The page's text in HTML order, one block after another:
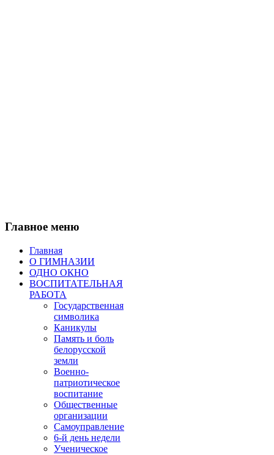
Главное меню
Главная
О ГИМНАЗИИ
ОДНО ОКНО
ВОСПИТАТЕЛЬНАЯ
РАБОТА
Государственная
символика
Каникулы
Память и боль
белорусской
земли
Военно-
патриотическое
воспитание
Общественные
организации
Самоуправление
6-й день недели
Ученическое